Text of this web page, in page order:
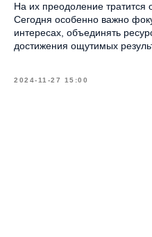
На их преодоление тратится
Сегодня особенно важно
интересах, объединять
достижения ощутимых
2024-11-27 15:00